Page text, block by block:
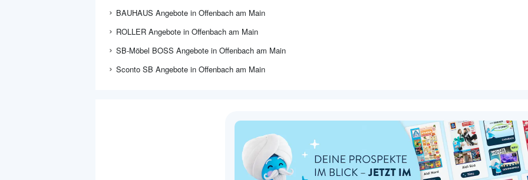
BAUHAUS Angebote in Offenbach am Main
ROLLER Angebote in Offenbach am Main
SB-Möbel BOSS Angebote in Offenbach am Main
Sconto SB Angebote in Offenbach am Main